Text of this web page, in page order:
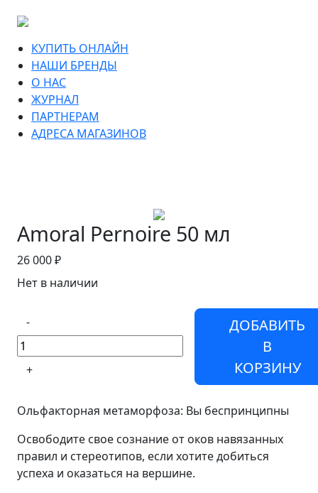
КУПИТЬ ОНЛАЙН
НАШИ БРЕНДЫ
О НАС
ЖУРНАЛ
ПАРТНЕРАМ
АДРЕСА МАГАЗИНОВ
Amoral Pernoire 50 мл
26 000 ₽
Нет в наличии
-
+
ДОБАВИТЬ
В
КОРЗИНУ
Ольфакторная метаморфоза: Вы беспринципны
Освободите свое сознание от оков навязанных
правил и стереотипов, если хотите добиться
успеха и оказаться на вершине.